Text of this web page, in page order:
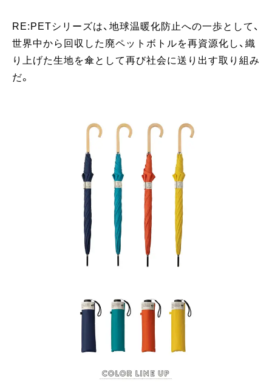
RE:PETシリーズは、地球温暖化防止への一歩として、
世界中から回収した廃ペットボトルを再資源化し、織
り上げた生地を傘として再び社会に送り出す取り組み
だ。